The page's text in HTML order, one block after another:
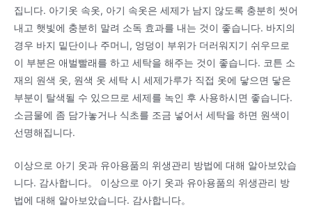
집니다. 아기옷 속옷, 아기 속옷은 세제가 남지 않도록 충분히 씻어
내고 햇빛에 충분히 말려 소독 효과를 내는 것이 좋습니다. 바지의
경우 바지 밑단이나 주머니, 엉덩이 부위가 더러워지기 쉬우므로
이 부분은 애벌빨래를 하고 세탁을 해주는 것이 좋습니다. 코튼 소
재의 원색 옷, 원색 옷 세탁 시 세제가루가 직접 옷에 닿으면 닿은
부분이 탈색될 수 있으므로 세제를 녹인 후 사용하시면 좋습니다.
소금물에 좀 담가놓거나 식초를 조금 넣어서 세탁을 하면 원색이
선명해집니다.
이상으로 아기 옷과 유아용품의 위생관리 방법에 대해 알아보았습
니다. 감사합니다。 이상으로 아기 옷과 유아용품의 위생관리 방
법에 대해 알아보았습니다. 감사합니다。